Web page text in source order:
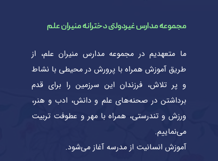
مجموعه مدارس غیردولتی دخترانه منیران علم
ما متعهدیم در مجموعه مدارس منیران علم، از
طریق آموزش همراه با پرورش در محیطی با نشاط
و پر تلاش، فرزندان این سرزمین را برای قدم
برداشتن در صحنه‌های علم و دانش، ادب و هنر،
ورزش و تندرستی، همراه با مهر و عطوفت تربیت
می‌نماییم.
آموزش انسانیت از مدرسه آغاز می‌شود.